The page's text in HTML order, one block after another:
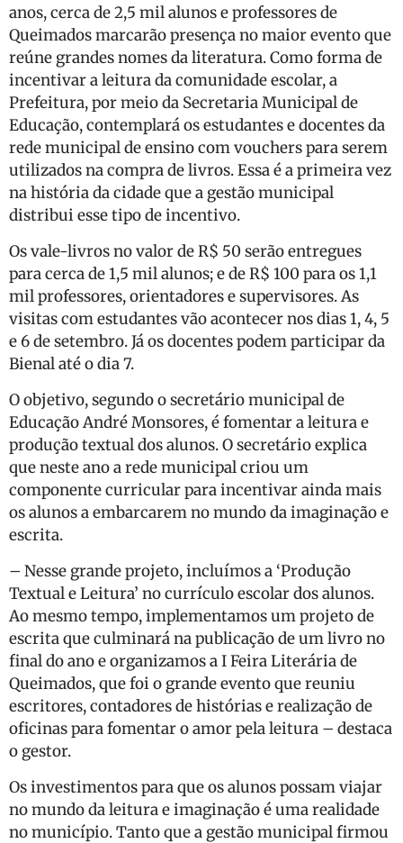
anos, cerca de 2,5 mil alunos e professores de
Queimados marcarão presença no maior evento que
reúne grandes nomes da literatura. Como forma de
incentivar a leitura da comunidade escolar, a
Prefeitura, por meio da Secretaria Municipal de
Educação, contemplará os estudantes e docentes da
rede municipal de ensino com vouchers para serem
utilizados na compra de livros. Essa é a primeira vez
na história da cidade que a gestão municipal
distribui esse tipo de incentivo.
Os vale-livros no valor de R$ 50 serão entregues
para cerca de 1,5 mil alunos; e de R$ 100 para os 1,1
mil professores, orientadores e supervisores. As
visitas com estudantes vão acontecer nos dias 1, 4, 5
e 6 de setembro. Já os docentes podem participar da
Bienal até o dia 7.
O objetivo, segundo o secretário municipal de
Educação André Monsores, é fomentar a leitura e
produção textual dos alunos. O secretário explica
que neste ano a rede municipal criou um
componente curricular para incentivar ainda mais
os alunos a embarcarem no mundo da imaginação e
escrita.
– Nesse grande projeto, incluímos a ‘Produção
Textual e Leitura’ no currículo escolar dos alunos.
Ao mesmo tempo, implementamos um projeto de
escrita que culminará na publicação de um livro no
final do ano e organizamos a I Feira Literária de
Queimados, que foi o grande evento que reuniu
escritores, contadores de histórias e realização de
oficinas para fomentar o amor pela leitura – destaca
o gestor.
Os investimentos para que os alunos possam viajar
no mundo da leitura e imaginação é uma realidade
no município. Tanto que a gestão municipal firmou